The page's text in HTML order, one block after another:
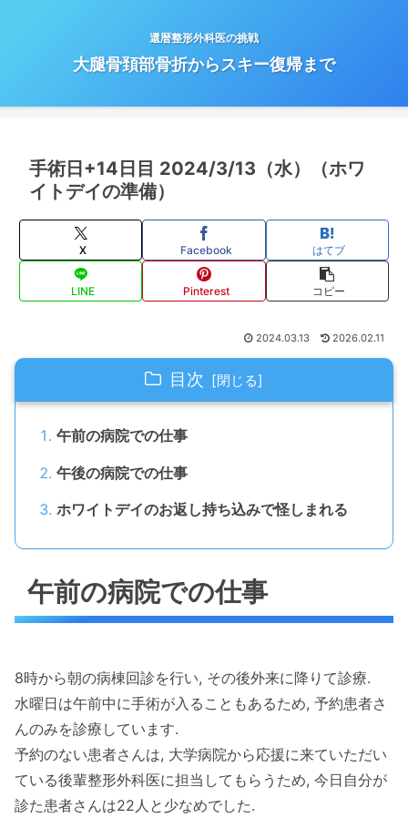
還暦整形外科医の挑戦
大腿骨頚部骨折からスキー復帰まで
手術日+14日目 2024/3/13（水）（ホワ
イトデイの準備）
X Facebook はてブ
LINE Pinterest コピー
2024.03.13 2026.02.11
目次
午前の病院での仕事
午後の病院での仕事
ホワイトデイのお返し持ち込みで怪しまれる
午前の病院での仕事
8時から朝の病棟回診を行い, その後外来に降りて診療.
水曜日は午前中に手術が入ることもあるため, 予約患者さ
んのみを診療しています.
予約のない患者さんは, 大学病院から応援に来ていただい
ている後輩整形外科医に担当してもらうため, 今日自分が
診た患者さんは22人と少なめでした.